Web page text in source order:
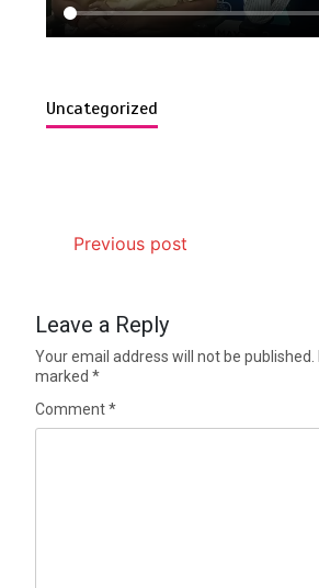
Uncategorized
Previous post
Leave a Reply
Your email address will not be published.
marked*
Comment*